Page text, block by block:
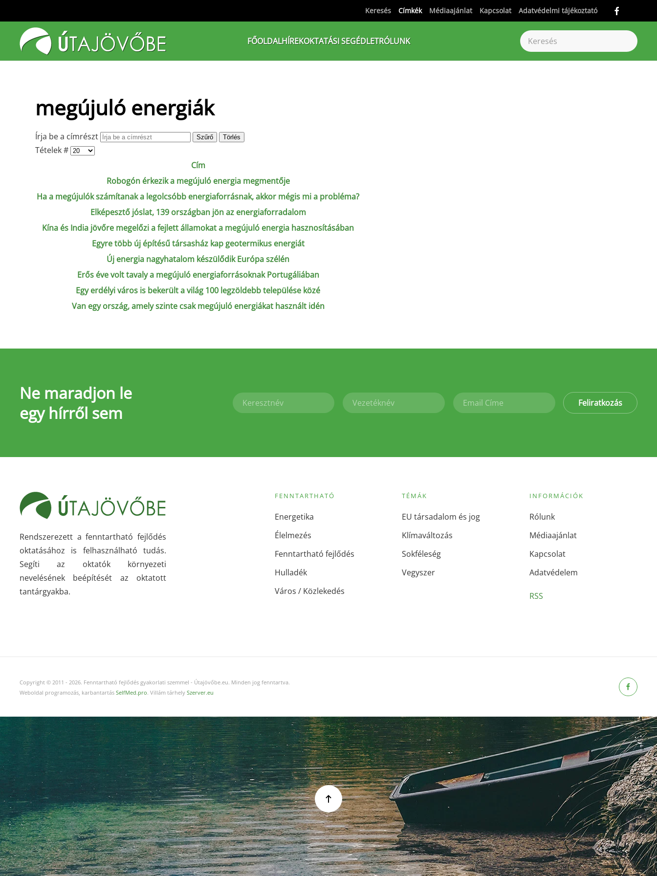
Fő tartalom átugrása
Keresés Címkék Médiaajánlat Kapcsolat Adatvédelmi tájékoztató
FŐOLDALHÍREKOKTATÁSI SEGÉDLETRÓLUNK
megújuló energiák
Írja be a címrészt Szűrő Törlés
Tételek #
Cím
Robogón érkezik a megújuló energia megmentője
Ha a megújulók számítanak a legolcsóbb energiaforrásnak, akkor mégis mi a probléma?
Elképesztő jóslat, 139 országban jön az energiaforradalom
Kína és India jövőre megelőzi a fejlett államokat a megújuló energia hasznosításában
Egyre több új építésű társasház kap geotermikus energiát
Új energia nagyhatalom készülődik Európa szélén
Erős éve volt tavaly a megújuló energiaforrásoknak Portugáliában
Egy erdélyi város is bekerült a világ 100 legzöldebb települése közé
Van egy ország, amely szinte csak megújuló energiákat használt idén
Ne maradjon le
egy hírről sem
Feliratkozás
Rendszerezett a fenntartható fejlődés
oktatásához is felhasználható tudás.
Segíti az oktatók környezeti
nevelésének beépítését az oktatott
tantárgyakba.
FENNTARTHATÓ
Energetika
Élelmezés
Fenntartható fejlődés
Hulladék
Város / Közlekedés
TÉMÁK
EU társadalom és jog
Klímaváltozás
Sokféleség
Vegyszer
INFORMÁCIÓK
Rólunk
Médiaajánlat
Kapcsolat
Adatvédelem
RSS
Copyright © 2011 - 2026. Fenntartható fejlődés gyakorlati szemmel - Útajövőbe.eu. Minden jog fenntartva.
Weboldal programozás, karbantartás SelfMed.pro. Villám tárhely Szerver.eu